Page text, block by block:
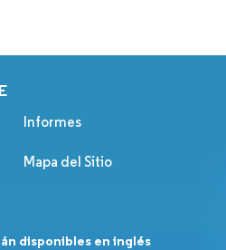
Informes
Mapa del Sitio
disponibles en inglés